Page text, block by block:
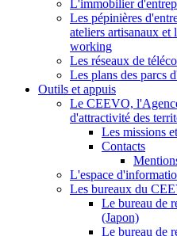
L'immobilier
Les pépinières
ateliers artisanaux et
working
Les réseaux de
Les plans des parcs
Outils et appuis
Le CEEVO,
d'attractivité des
Les missions
Contacts
L'espace
Les bureaux du
Le bureau de
(Japon)
Le bureau de